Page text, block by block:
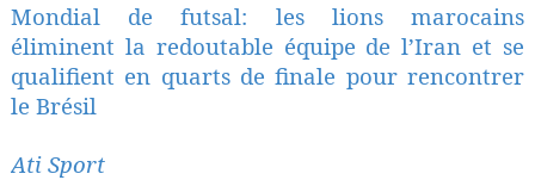
Mondial de futsal: les lions marocains
éliminent la redoutable équipe de l’Iran et se
qualifient en quarts de finale pour rencontrer
le Brésil
Ati Sport